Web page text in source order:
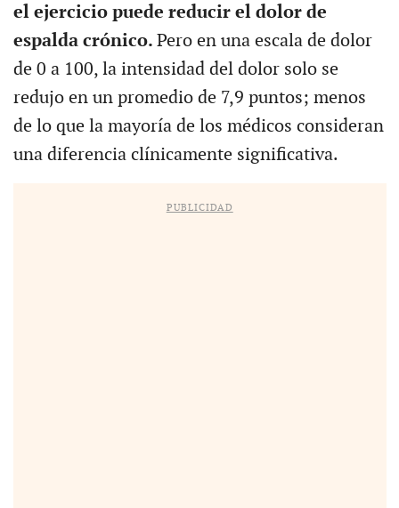
el ejercicio puede reducir el dolor de
espalda crónico. Pero en una escala de dolor
de 0 a 100, la intensidad del dolor solo se
redujo en un promedio de 7,9 puntos; menos
de lo que la mayoría de los médicos consideran
una diferencia clínicamente significativa.
PUBLICIDAD